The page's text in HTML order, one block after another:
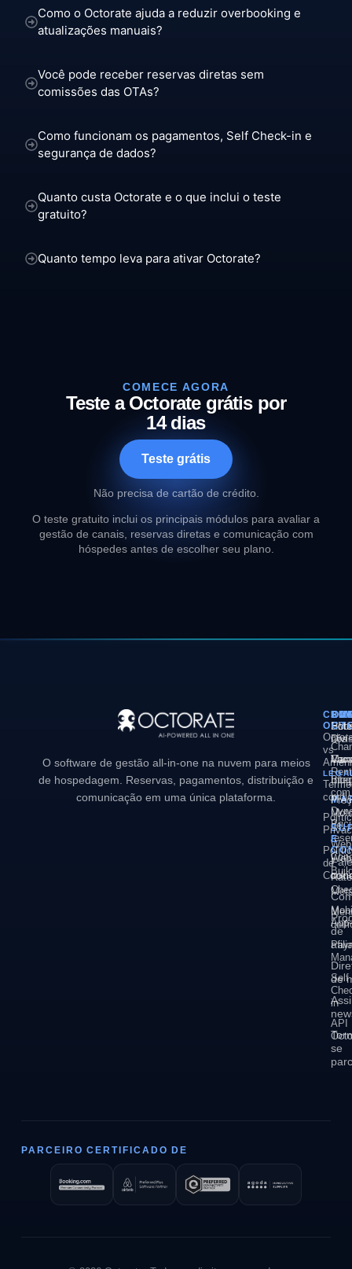
Como o Octorate ajuda a reduzir overbooking e
atualizações manuais?
Você pode receber reservas diretas sem
comissões das OTAs?
Como funcionam os pagamentos, Self Check-in e
segurança de dados?
Quanto custa Octorate e o que inclui o teste
gratuito?
Quanto tempo leva para ativar Octorate?
COMECE AGORA
Teste a Octorate grátis por
14 dias
Teste grátis
Não precisa de cartão de crédito.
O teste gratuito inclui os principais módulos para avaliar a
gestão de canais, reservas diretas e comunicação com
hóspedes antes de escolher seu plano.
O software de gestão all-in-one na nuvem para meios
de hospedagem. Reservas, pagamentos, distribuição e
comunicação em uma única plataforma.
de
Self
in
API
Web
Rate
App
nós
Blog
E
Fale
de
de
se
vs
de
PARCEIRO CERTIFICADO DE